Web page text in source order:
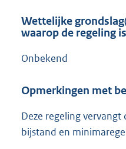
Wettelijke
waarop de regeling
Onbekend
Opmerkingen met
Deze regeling vervangt
bijstand en